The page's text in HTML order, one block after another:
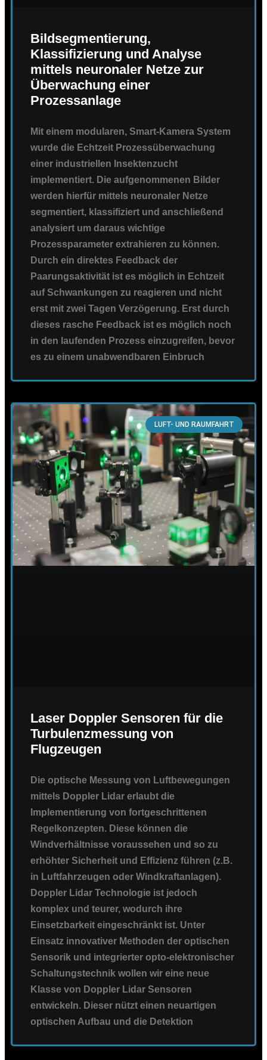
Bildsegmentierung,
Klassifizierung und Analyse
mittels neuronaler Netze zur
Überwachung einer
Prozessanlage
Mit einem modularen, Smart-Kamera System
wurde die Echtzeit Prozessüberwachung
einer industriellen Insektenzucht
implementiert. Die aufgenommenen Bilder
werden hierfür mittels neuronaler Netze
segmentiert, klassifiziert und anschließend
analysiert um daraus wichtige
Prozessparameter extrahieren zu können.
Durch ein direktes Feedback der
Paarungsaktivität ist es möglich in Echtzeit
auf Schwankungen zu reagieren und nicht
erst mit zwei Tagen Verzögerung. Erst durch
dieses rasche Feedback ist es möglich noch
in den laufenden Prozess einzugreifen, bevor
es zu einem unabwendbaren Einbruch
LUFT- UND RAUMFAHRT
Laser Doppler Sensoren für die
Turbulenzmessung von
Flugzeugen
Die optische Messung von Luftbewegungen
mittels Doppler Lidar erlaubt die
Implementierung von fortgeschrittenen
Regelkonzepten. Diese können die
Windverhältnisse voraussehen und so zu
erhöhter Sicherheit und Effizienz führen (z.B.
in Luftfahrzeugen oder Windkraftanlagen).
Doppler Lidar Technologie ist jedoch
komplex und teurer, wodurch ihre
Einsetzbarkeit eingeschränkt ist. Unter
Einsatz innovativer Methoden der optischen
Sensorik und integrierter opto-elektronischer
Schaltungstechnik wollen wir eine neue
Klasse von Doppler Lidar Sensoren
entwickeln. Dieser nützt einen neuartigen
optischen Aufbau und die Detektion